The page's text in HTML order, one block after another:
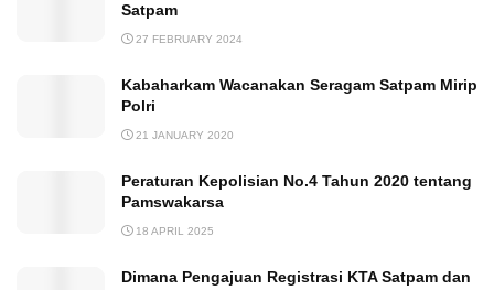
Satpam
27 FEBRUARY 2024
Kabaharkam Wacanakan Seragam Satpam Mirip
Polri
21 JANUARY 2020
Peraturan Kepolisian No.4 Tahun 2020 tentang
Pamswakarsa
18 APRIL 2025
Dimana Pengajuan Registrasi KTA Satpam dan